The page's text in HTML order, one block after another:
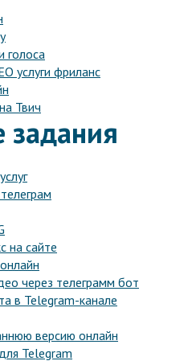
голоса
услуги фриланс
Твич
задания
на сайте
через телеграмм бот
в Telegram-канале
версию онлайн
Telegram